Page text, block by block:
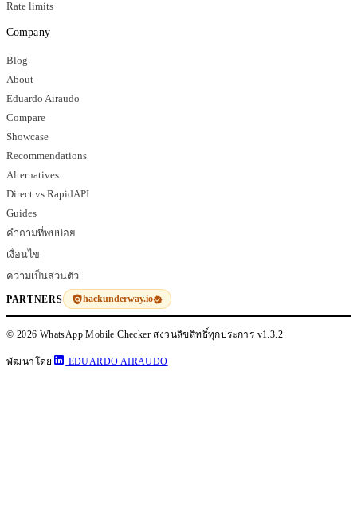
Rate limits
Company
Blog
About
Eduardo Airaudo
Compare
Showcase
Recommendations
Alternatives
Direct vs RapidAPI
Guides
คำถามที่พบบ่อย
เงื่อนไข
ความเป็นส่วนตัว
PARTNERS hackunderway.io
© 2026 WhatsApp Mobile Checker สงวนลิขสิทธิ์ทุกประการ v1.3.2
พัฒนาโดย EDUARDO AIRAUDO